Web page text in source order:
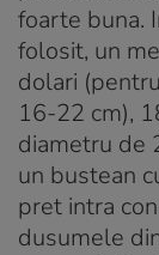
foarte buna.
folosit, un
dolari
16-22 cm),
diametru de
un bustean
pret intra
dusumele